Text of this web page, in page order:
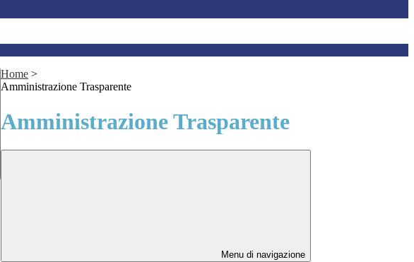
Home >
Amministrazione Trasparente
Amministrazione Trasparente
Menu di navigazione